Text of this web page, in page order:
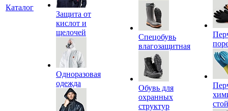
Каталог
Защита от
кислот и
щелочей
Одноразовая
одежда
Спецобувь
влагозащитная
Обувь для
охранных
структур